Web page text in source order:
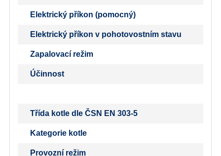
Elektrický příkon (pomocný)
Elektrický příkon v pohotovostním stavu
Zapalovací režim
Účinnost
Třída kotle dle ČSN EN 303-5
Kategorie kotle
Provozní režim